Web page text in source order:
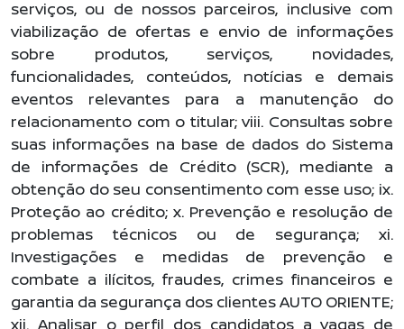
serviços, ou de nossos parceiros, inclusive com
viabilização de ofertas e envio de informações
sobre produtos, serviços, novidades,
funcionalidades, conteúdos, notícias e demais
eventos relevantes para a manutenção do
relacionamento com o titular; viii. Consultas sobre
suas informações na base de dados do Sistema
de informações de Crédito (SCR), mediante a
obtenção do seu consentimento com esse uso; ix.
Proteção ao crédito; x. Prevenção e resolução de
problemas técnicos ou de segurança; xi.
Investigações e medidas de prevenção e
combate a ilícitos, fraudes, crimes financeiros e
garantia da segurança dos clientes AUTO ORIENTE;
xii. Analisar o perfil dos candidatos a vagas de